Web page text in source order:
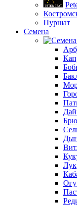
Пуршат
Семена
Лук